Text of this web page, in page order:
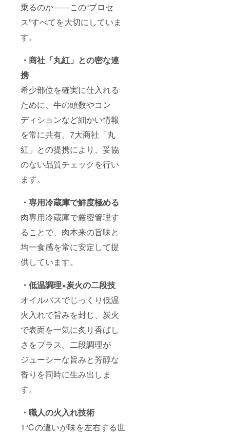
乗るのか――この“プロセ
ス”すべてを大切にしていま
す。
・商社「丸紅」との密な連
携
希少部位を確実に仕入れる
ために、牛の頭数やコン
ディションなど細かい情報
を常に共有。7大商社「丸
紅」との提携により、妥協
のない品質チェックを行い
ます。
・専用冷蔵庫で鮮度極める
肉専用冷蔵庫で厳密管理す
ることで、肉本来の旨味と
均一食感を常に安定して提
供しています。
・低温調理×炭火の二段技
オイルバスでじっくり低温
火入れで旨みを封じ、炭火
で表面を一気に炙り香ばし
さをプラス。二段調理が
ジューシーな旨みと芳醇な
香りを同時に生み出しま
す。
・職人の火入れ技術
1℃の違いが味を左右する世